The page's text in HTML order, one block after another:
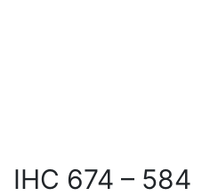
IHC 674 – 584